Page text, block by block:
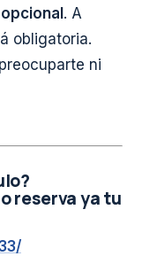
. A
obligatoria.
ni
reserva ya tu